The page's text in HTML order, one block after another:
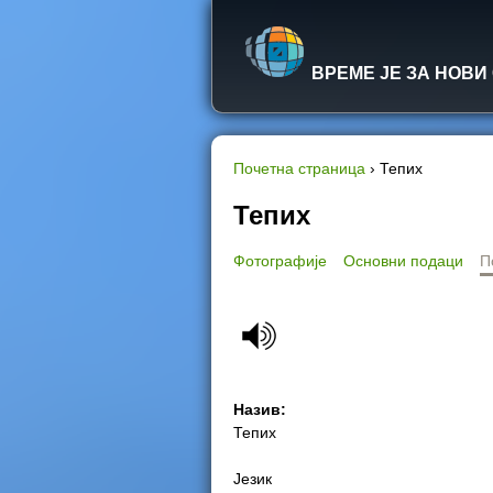
ВРЕМЕ ЈЕ ЗА НОВИ
Y
o
a
e
h
Почетна страница › Тепих
Тепих
Фотографије Основни подаци
Назив:
Тепих
Језик